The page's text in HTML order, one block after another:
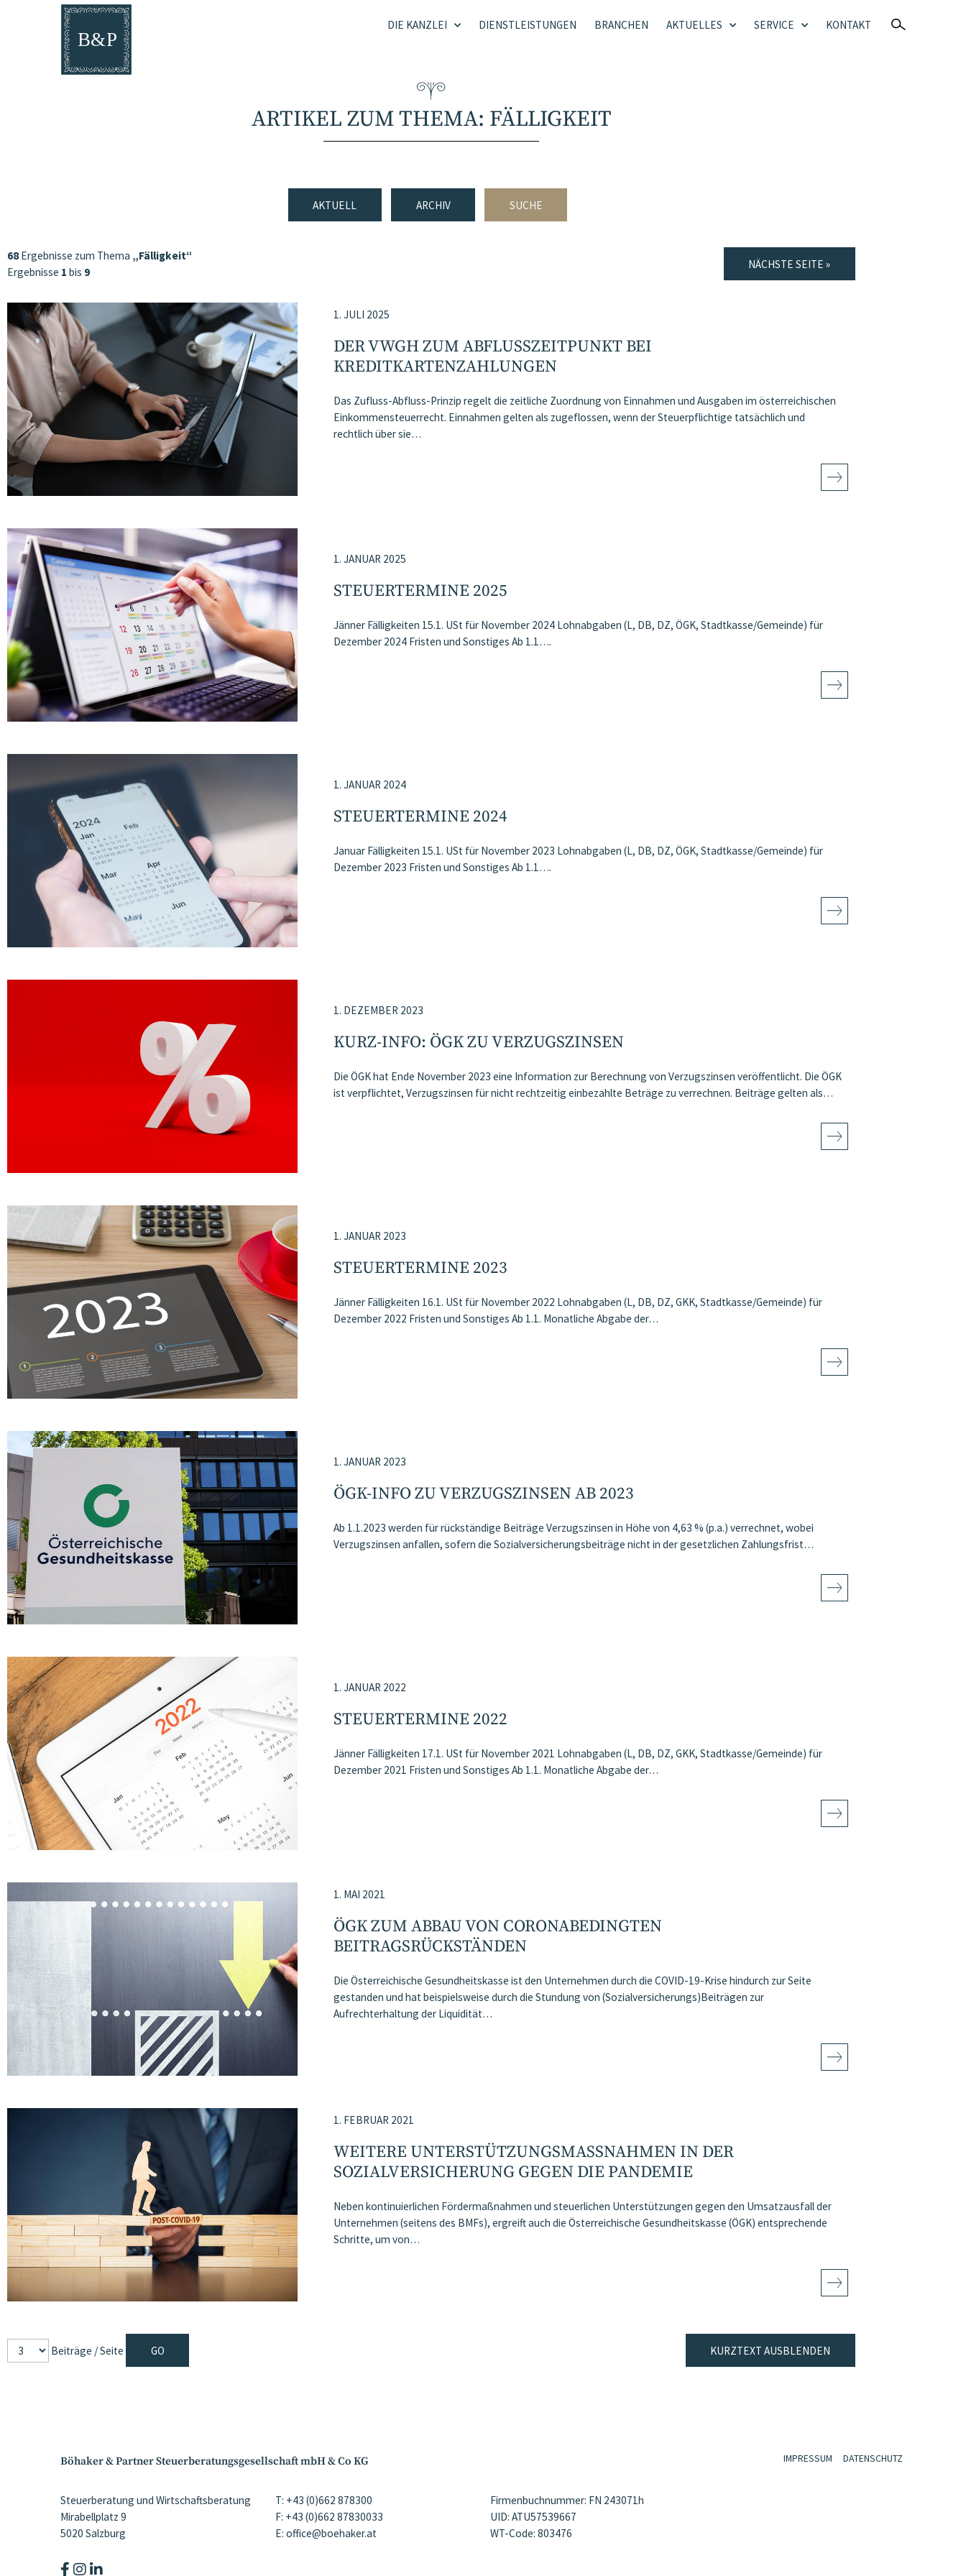
DIE KANZLEI DIENSTLEISTUNGEN BRANCHEN AKTUELLES SERVICE KONTAKT
ARTIKEL ZUM THEMA: FÄLLIGKEIT
AKTUELL ARCHIV SUCHE
68Ergebnisse zum Thema „Fälligkeit“
Ergebnisse 1 bis 9
NÄCHSTE SEITE »
1. JULI 2025
DER VWGH ZUM ABFLUSSZEITPUNKT BEI
KREDITKARTENZAHLUNGEN
Das Zufluss-Abfluss-Prinzip regelt die zeitliche Zuordnung von Einnahmen und Ausgaben im österreichischen
Einkommensteuerrecht. Einnahmen gelten als zugeflossen, wenn der Steuerpflichtige tatsächlich und
rechtlich über sie…
1. JANUAR 2025
STEUERTERMINE 2025
Jänner Fälligkeiten 15.1. USt für November 2024 Lohnabgaben (L, DB, DZ, ÖGK, Stadtkasse/Gemeinde) für
Dezember 2024 Fristen und Sonstiges Ab 1.1….
1. JANUAR 2024
STEUERTERMINE 2024
Januar Fälligkeiten 15.1. USt für November 2023 Lohnabgaben (L, DB, DZ, ÖGK, Stadtkasse/Gemeinde) für
Dezember 2023 Fristen und Sonstiges Ab 1.1….
1. DEZEMBER 2023
KURZ-INFO: ÖGK ZU VERZUGSZINSEN
Die ÖGK hat Ende November 2023 eine Information zur Berechnung von Verzugszinsen veröffentlicht. Die ÖGK
ist verpflichtet, Verzugszinsen für nicht rechtzeitig einbezahlte Beträge zu verrechnen. Beiträge gelten als…
1. JANUAR 2023
STEUERTERMINE 2023
Jänner Fälligkeiten 16.1. USt für November 2022 Lohnabgaben (L, DB, DZ, GKK, Stadtkasse/Gemeinde) für
Dezember 2022 Fristen und Sonstiges Ab 1.1. Monatliche Abgabe der…
1. JANUAR 2023
ÖGK-INFO ZU VERZUGSZINSEN AB 2023
Ab 1.1.2023 werden für rückständige Beiträge Verzugszinsen in Höhe von 4,63 % (p.a.) verrechnet, wobei
Verzugszinsen anfallen, sofern die Sozialversicherungsbeiträge nicht in der gesetzlichen Zahlungsfrist…
1. JANUAR 2022
STEUERTERMINE 2022
Jänner Fälligkeiten 17.1. USt für November 2021 Lohnabgaben (L, DB, DZ, GKK, Stadtkasse/Gemeinde) für
Dezember 2021 Fristen und Sonstiges Ab 1.1. Monatliche Abgabe der…
1. MAI 2021
ÖGK ZUM ABBAU VON CORONABEDINGTEN
BEITRAGSRÜCKSTÄNDEN
Die Österreichische Gesundheitskasse ist den Unternehmen durch die COVID-19-Krise hindurch zur Seite
gestanden und hat beispielsweise durch die Stundung von (Sozialversicherungs)Beiträgen zur
Aufrechterhaltung der Liquidität…
1. FEBRUAR 2021
WEITERE UNTERSTÜTZUNGSMASSNAHMEN IN DER S
OZIALVERSICHERUNG GEGEN DIE PANDEMIE
Neben kontinuierlichen Fördermaßnahmen und steuerlichen Unterstützungen gegen den Umsatzausfall der
Unternehmen (seitens des BMFs), ergreift auch die Österreichische Gesundheitskasse (ÖGK) entsprechende
Schritte, um von…
Beiträge / Seite KURZTEXT AUSBLENDEN
Böhaker & Partner Steuerberatungsgesellschaft mbH & Co KG
Steuerberatung und Wirtschaftsberatung
Mirabellplatz 9
5020 Salzburg
T: +43 (0)662 878300
F: +43 (0)662 87830033
E: office@boehaker.at
Firmenbuchnummer: FN 243071h
UID: ATU57539667
WT-Code: 803476
IMPRESSUM DATENSCHUTZ